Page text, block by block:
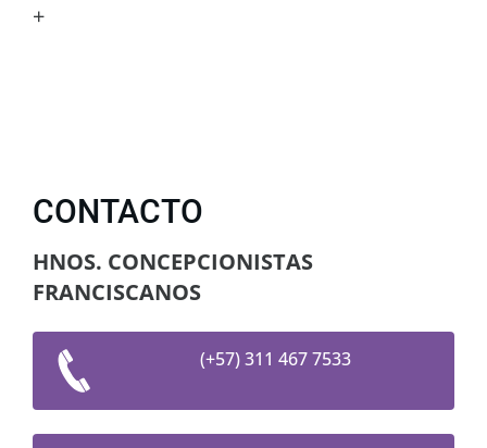
+
CONTACTO
HNOS. CONCEPCIONISTAS
FRANCISCANOS
(+57) 311 467 7533